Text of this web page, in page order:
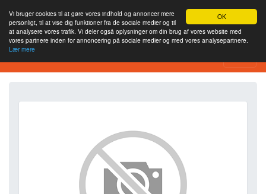
OK
Vi bruger cookies til at gøre vores indhold og annoncer mere
personligt, til at vise dig funktioner fra de sociale medier og til
at analysere vores trafik. Vi deler også oplysninger om din brug af vores website med
vores partnere inden for annoncering på sociale medier og med vores analysepartnere.
Lær mere
SEO Analytics